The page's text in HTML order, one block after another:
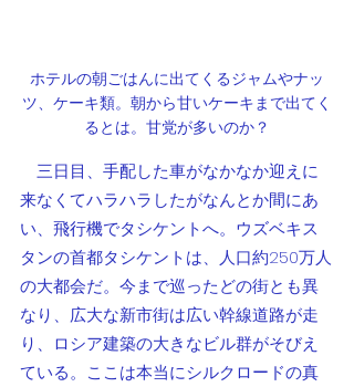
ホテルの朝ごはんに出てくるジャムやナッ
ツ、ケーキ類。朝から甘いケーキまで出てく
るとは。甘党が多いのか？
三日目、手配した車がなかなか迎えに
来なくてハラハラしたがなんとか間にあ
い、飛行機でタシケントへ。ウズベキス
タンの首都タシケントは、人口約250万人
の大都会だ。今まで巡ったどの街とも異
なり、広大な新市街は広い幹線道路が走
り、ロシア建築の大きなビル群がそびえ
ている。ここは本当にシルクロードの真